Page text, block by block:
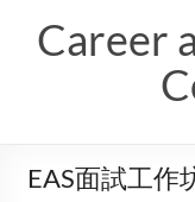
contentCareer
EAS面試工作